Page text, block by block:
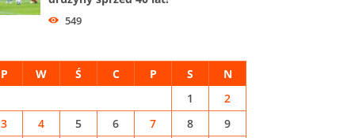
549
P W Ś C P S N
1
2
3
4 5 6 7 8
9